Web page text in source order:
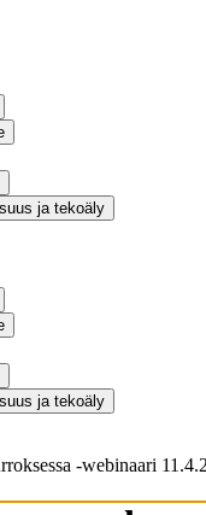
ja tekoäly
ja tekoäly
-webinaari